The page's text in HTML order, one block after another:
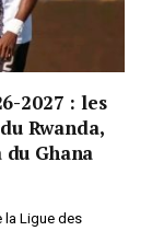
2027 : les
Rwanda,
Ghana
la Ligue des